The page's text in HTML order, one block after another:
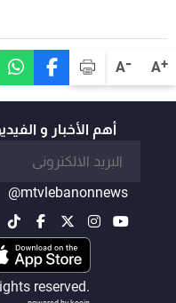
A+
A-
أهم الأخبار و
@mtvlebanonnews
reserved.